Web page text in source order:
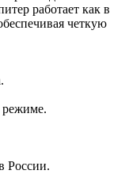
работает как в
четкую
режиме.
России.